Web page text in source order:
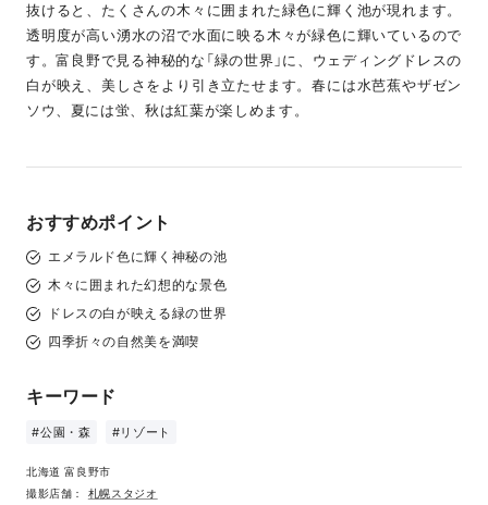
抜けると、たくさんの木々に囲まれた緑色に輝く池が現れます。
透明度が高い湧水の沼で水面に映る木々が緑色に輝いているので
す。富良野で見る神秘的な「緑の世界」に、ウェディングドレスの
白が映え、美しさをより引き立たせます。春には水芭蕉やザゼン
ソウ、夏には蛍、秋は紅葉が楽しめます。
おすすめポイント
エメラルド色に輝く神秘の池
木々に囲まれた幻想的な景色
ドレスの白が映える緑の世界
四季折々の自然美を満喫
キーワード
#公園・森 #リゾート
北海道 富良野市
撮影店舗： 札幌スタジオ